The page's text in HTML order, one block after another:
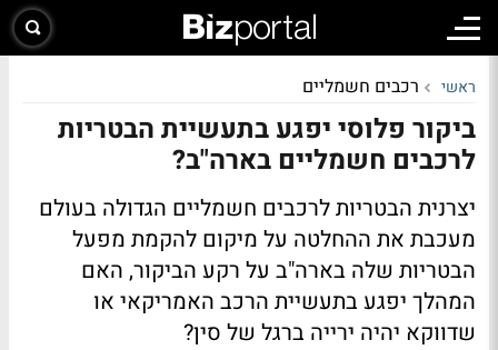
ראשי רכבים חשמליים
ביקור פלוסי יפגע בתעשיית הבטריות
לרכבים חשמליים בארה"ב?
יצרנית הבטריות לרכבים חשמליים הגדולה בעולם
מעכבת את ההחלטה על מיקום להקמת מפעל
הבטריות שלה בארה"ב על רקע הביקור, האם
המהלך יפגע בתעשיית הרכב האמריקאי או
שדווקא יהיה ירייה ברגל של סין?